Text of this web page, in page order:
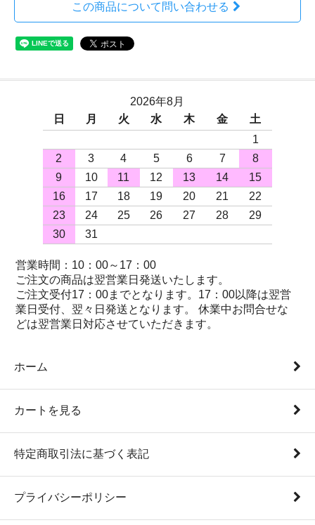
この商品について問い合わせる
2026年8月
日
月 火 水 木 金
土
1
2
3 4 5 6 7
8
9
10 11 12 13 14
15
16
17 18 19 20 21
22
23
24 25 26 27 28
29
30
31
営業時間：10：00～17：00
ご注文の商品は翌営業日発送いたします。
ご注文受付17：00までとなります。17：00以降は翌営
業日受付、翌々日発送となります。 休業中お問合せな
どは翌営業日対応させていただきます。
ホーム
カートを見る
特定商取引法に基づく表記
プライバシーポリシー